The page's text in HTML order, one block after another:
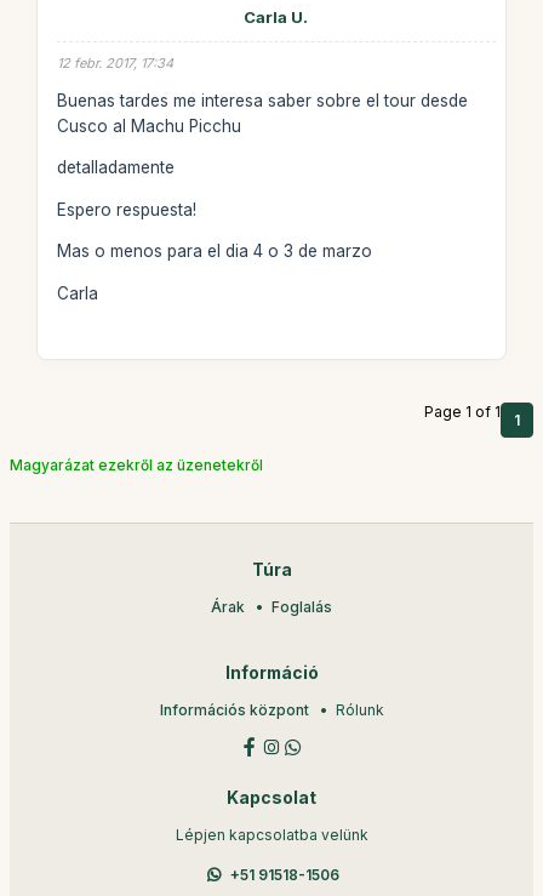
Carla U.
12 febr. 2017, 17:34
Buenas tardes me interesa saber sobre el tour desde
Cusco al Machu Picchu
detalladamente
Espero respuesta!
Mas o menos para el dia 4 o 3 de marzo
Carla
Page 1 of 1 1
Magyarázat ezekről az üzenetekről
Túra
Árak Foglalás
Információ
Információs központ Rólunk
Kapcsolat
Lépjen kapcsolatba velünk
+51 91518-1506